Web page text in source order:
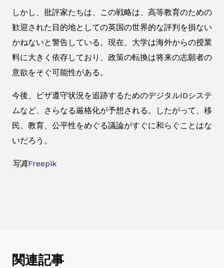
しかし、批評家たちは、この戦略は、高等教育のための
歓迎された目的地としての英国の世界的な評判を損ない
かねないと警告している。現在、大学は海外からの授業
料に大きく依存しており、政策の転換は将来の志願者の
意欲をそぐ可能性がある。
今後、ビザ遵守状況を追跡するためのデジタルIDシステ
ムなど、さらなる厳格化が予想される。したがって、移
民、教育、公平性をめぐる議論がすぐに和らぐことはな
いだろう。
写真Freepik
関連記事